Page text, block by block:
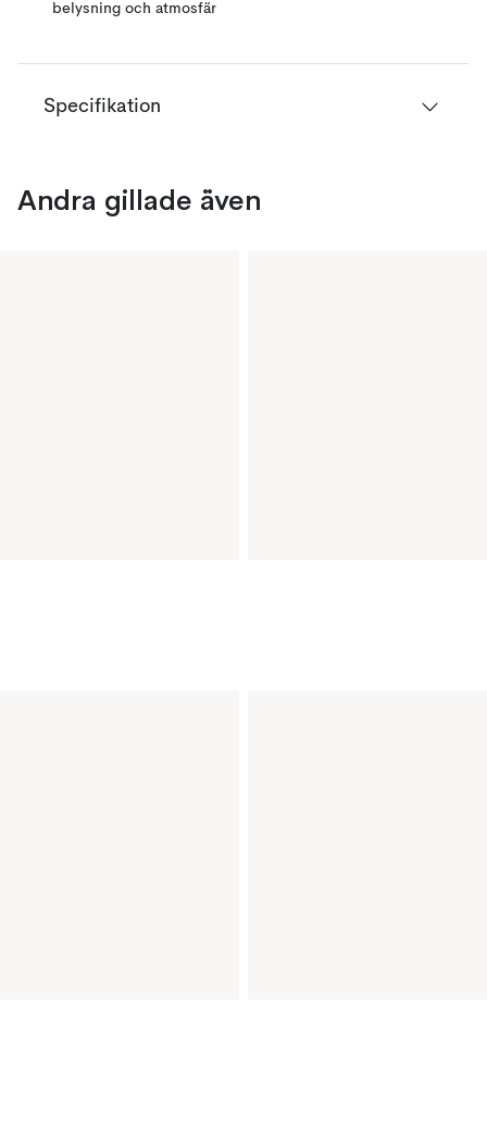
belysning och atmosfär
Specifikation
Andra gillade även